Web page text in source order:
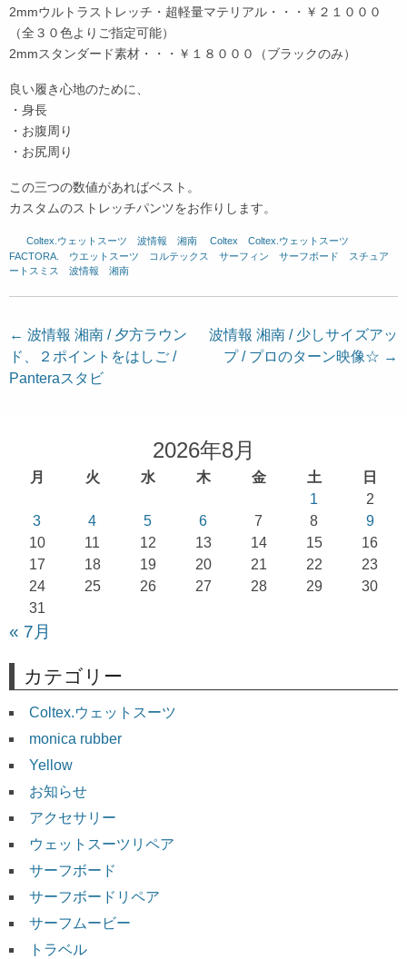
2mmウルトラストレッチ・超軽量マテリアル・・・￥２１０００
（全３０色よりご指定可能）
2mmスタンダード素材・・・￥１８０００（ブラックのみ）
良い履き心地のために、
・身長
・お腹周り
・お尻周り
この三つの数値があればベスト。
カスタムのストレッチパンツをお作りします。
Coltex.ウェットスーツ 波情報 湘南 Coltex Coltex.ウェットスーツ
FACTORA.
ウエットスーツ コルテックス サーフィン サーフボード
スチュア
ートスミス
波情報 湘南
投
稿
ナ
← 波情報 湘南 / 夕方ラウン
ド、２ポイントをはしご /
Panteraスタビ
波情報 湘南 / 少しサイズアッ
プ / プロのターン映像☆ →
2026年8月
月 火 水 木 金 土
日
1
2
3
4 5 6 7 8
9
10
11 12 13 14 15
16
17
18 19 20 21 22
23
24
25 26 27 28 29
30
31
« 7月
カテゴリー
Coltex.ウェットスーツ
monica rubber
Yellow
お知らせ
アクセサリー
ウェットスーツリペア
サーフボード
サーフボードリペア
サーフムービー
トラベル